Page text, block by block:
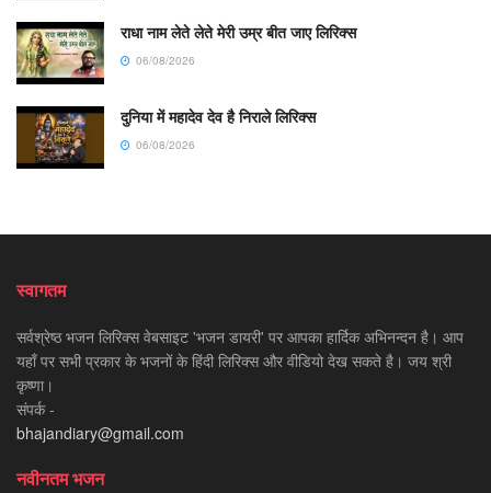
राधा नाम लेते लेते मेरी उम्र बीत जाए लिरिक्स
06/08/2026
दुनिया में महादेव देव है निराले लिरिक्स
06/08/2026
स्वागतम
सर्वश्रेष्ठ भजन लिरिक्स वेबसाइट 'भजन डायरी' पर आपका हार्दिक अभिनन्दन है। आप
यहाँ पर सभी प्रकार के भजनों के हिंदी लिरिक्स और वीडियो देख सकते है। जय श्री
कृष्णा।
संपर्क -
bhajandiary@gmail.com
नवीनतम भजन